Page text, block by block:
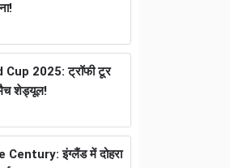
2025: ट्रॉफी टूर
शेड्यूल!
इंग्लैंड में दोहरा